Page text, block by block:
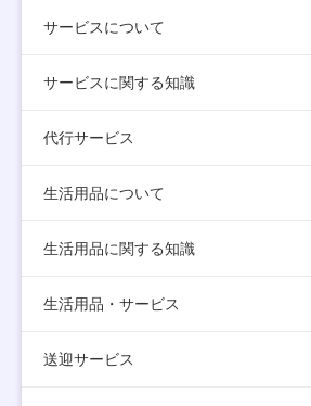
サービスについて
サービスに関する知識
代行サービス
生活用品について
生活用品に関する知識
生活用品・サービス
送迎サービス